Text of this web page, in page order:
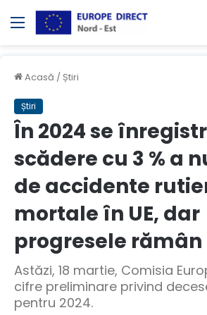
Meniul
Acasă / Știri
Știri
În 2024 se
scădere cu 3 % a
de accidente
mortale în UE, dar
progresele
Astăzi, 18 martie, Comisia
cifre preliminare privind
pentru 2024.